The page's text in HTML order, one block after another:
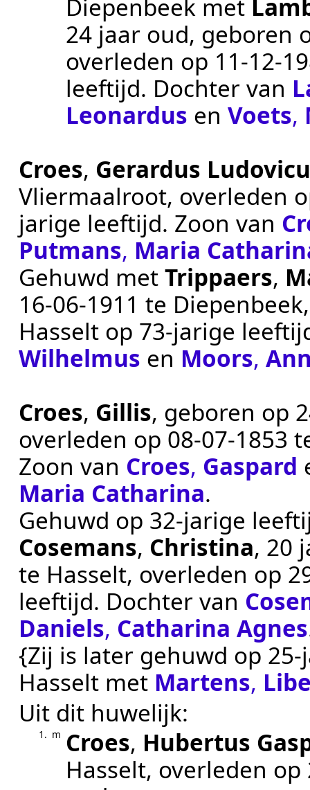
Diepenbeek met
24 jaar oud, geboren
overleden op
leeftijd. Dochter van
Leonardus enVoets,
Croes, Gerardus
Vliermaalroot, overleden
jarige leeftijd. Zoon van
Putmans, Maria
Gehuwd metTrippaers,
16‑06‑1911 te Diepenbeek
Hasselt op 73-jarige
Wilhelmus en Moors,
Croes, Gillis, geboren op
overleden op 08‑07‑1853
Zoon van Croes, Gaspard
Maria Catharina.
Gehuwd op 32-jarige
Cosemans, Christina, 20
te Hasselt, overleden op
leeftijd. Dochter van
Daniels, Catharina Agnes
{Zij is later gehuwd op
Hasselt met Martens,
Uit dit huwelijk:
1. m Croes, Hubertus
Hasselt, overleden op